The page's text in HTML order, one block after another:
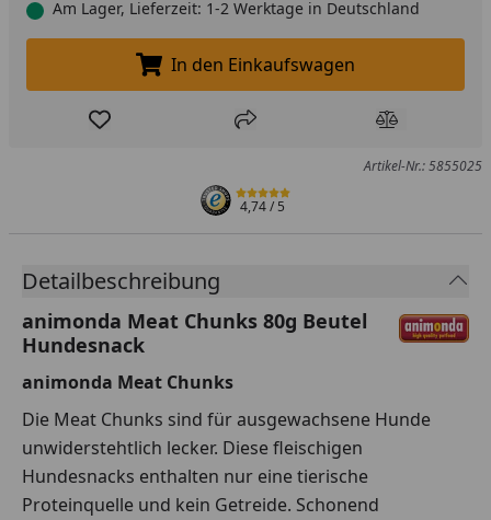
Am Lager, Lieferzeit: 1-2 Werktage in Deutschland
In den Einkaufswagen legen
In den Einkaufswagen
Produkt zur Wunschliste hinzufügen
Teilen Produkt
Artikel-Nr.: 5855025
4,74/ 5
Detailbeschreibung
animonda Meat Chunks 80g Beutel
Hundesnack
animonda Meat Chunks
Die Meat Chunks sind für ausgewachsene Hunde
unwiderstehtlich lecker. Diese fleischigen
Hundesnacks enthalten nur eine tierische
Proteinquelle und kein Getreide. Schonend